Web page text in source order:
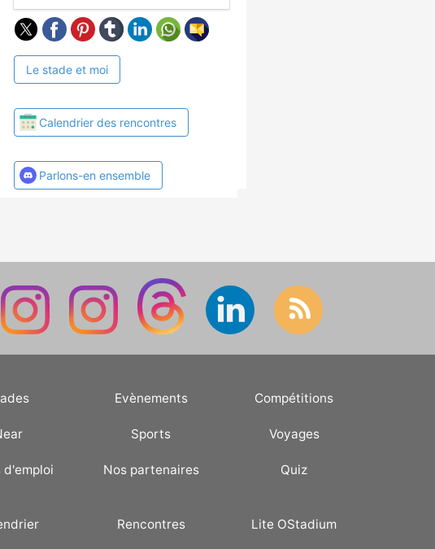
Le stade et moi
Calendrier des rencontres
Parlons-en ensemble
Evènements Compétitions
Sports Voyages
d'emploi Nos partenaires Quiz
Rencontres Lite OStadium